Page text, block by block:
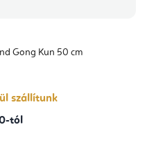
Gong Kun 50 cm
szállítunk
tól